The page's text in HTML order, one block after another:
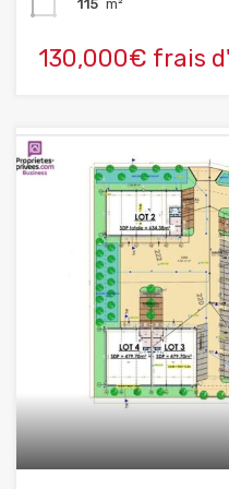
115 m²
130,000€ frais